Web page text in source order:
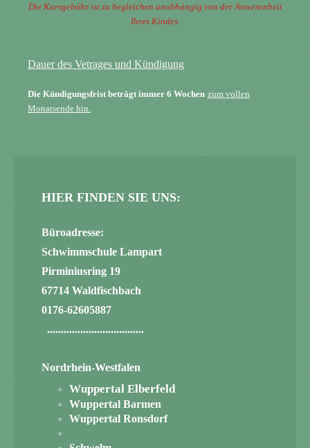
Die Kursgebühr ist zu begleichen unabhängig von der Anwesenheit
Ihres Kindes.
Dauer des Vetrages und Kündigung
Die Kündigungsfrist beträgt immer 6 Wochen zum vollen
Monatsende hin.
HIER FINDEN SIE UNS:
Büroadresse:
Schwimmschule Lampart
Pirminiusring 19
67714 Waldfischbach
0176-62605887
...................................
Nordrhein-Westfalen
Wuppertal Elberfeld
Wuppertal Barmen
Wuppertal Ronsdorf